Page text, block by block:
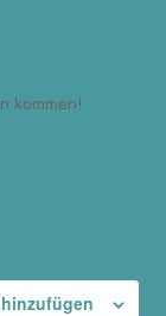
kommen!